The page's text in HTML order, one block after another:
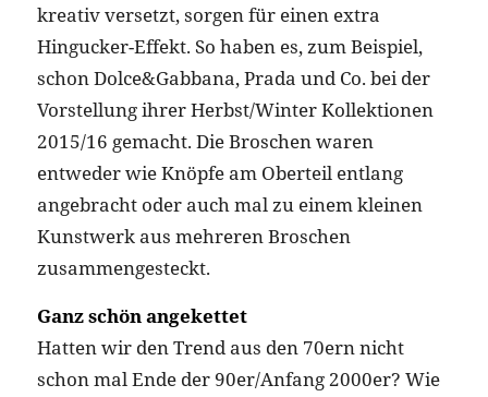
kreativ versetzt, sorgen für einen extra
Hingucker-Effekt. So haben es, zum Beispiel,
schon Dolce&Gabbana, Prada und Co. bei der
Vorstellung ihrer Herbst/Winter Kollektionen
2015/16 gemacht. Die Broschen waren
entweder wie Knöpfe am Oberteil entlang
angebracht oder auch mal zu einem kleinen
Kunstwerk aus mehreren Broschen
zusammengesteckt.
Ganz schön angekettet
Hatten wir den Trend aus den 70ern nicht
schon mal Ende der 90er/Anfang 2000er? Wie